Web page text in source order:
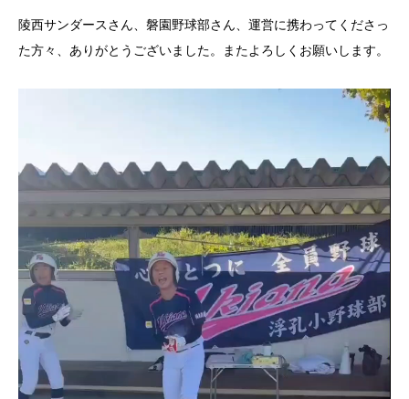
陵西サンダースさん、磐園野球部さん、運営に携わってくださっ
た方々、ありがとうございました。またよろしくお願いします。